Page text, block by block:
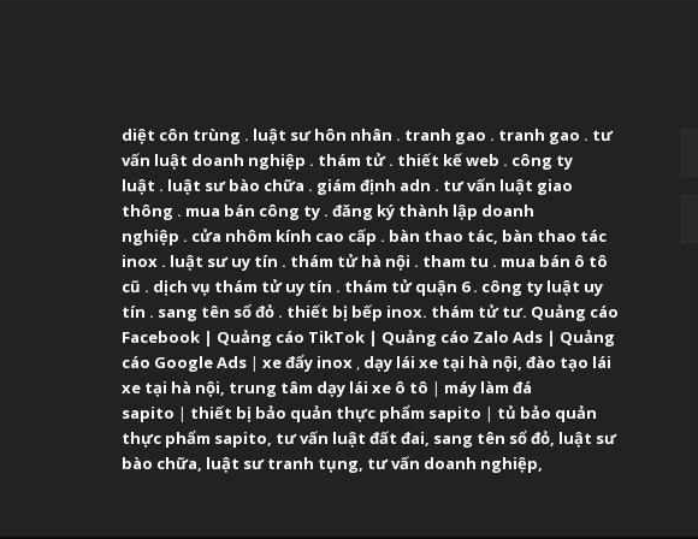
diệt côn trùng . luật sư hôn nhân . tranh gao . tranh gao . tư
vấn luật doanh nghiệp . thám tử. thiết kế web . công ty
luật . luật sư bào chữa . giám định adn . tư vấn luật giao
thông . mua bán công ty . đăng ký thành lập doanh
nghiệp . cửa nhôm kính cao cấp . bàn thao tác, bàn thao tác
inox . luật sư uy tín . thám tử hà nội . tham tu . mua bán ô tô
cũ . dịch vụ thám tử uy tín . thám tử quận 6. công ty luật uy
tín . sang tên sổ đỏ . thiết bị bếp inox. thám tử tư. Quảng cáo
Facebook | Quảng cáo TikTok | Quảng cáo Zalo Ads | Quảng
cáo Google Ads | xe đẩy inox , dạy lái xe tại hà nội, đào tạo lái
xe tại hà nội, trung tâm dạy lái xe ô tô | máy làm đá
sapito | thiết bị bảo quản thực phẩm sapito | tủ bảo quản
thực phẩm sapito, tư vấn luật đất đai, sang tên sổ đỏ, luật sư
bào chữa, luật sư tranh tụng, tư vấn doanh nghiệp,